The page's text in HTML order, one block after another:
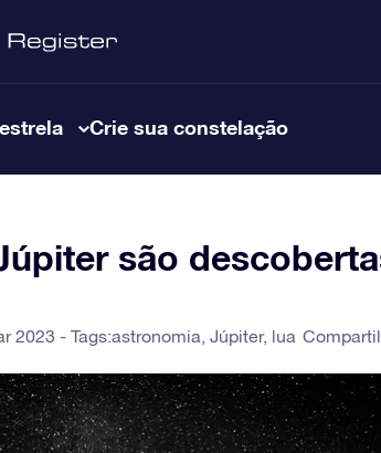
Crie sua constelação
são
2023 - Tags:astronomia, Júpiter, lua